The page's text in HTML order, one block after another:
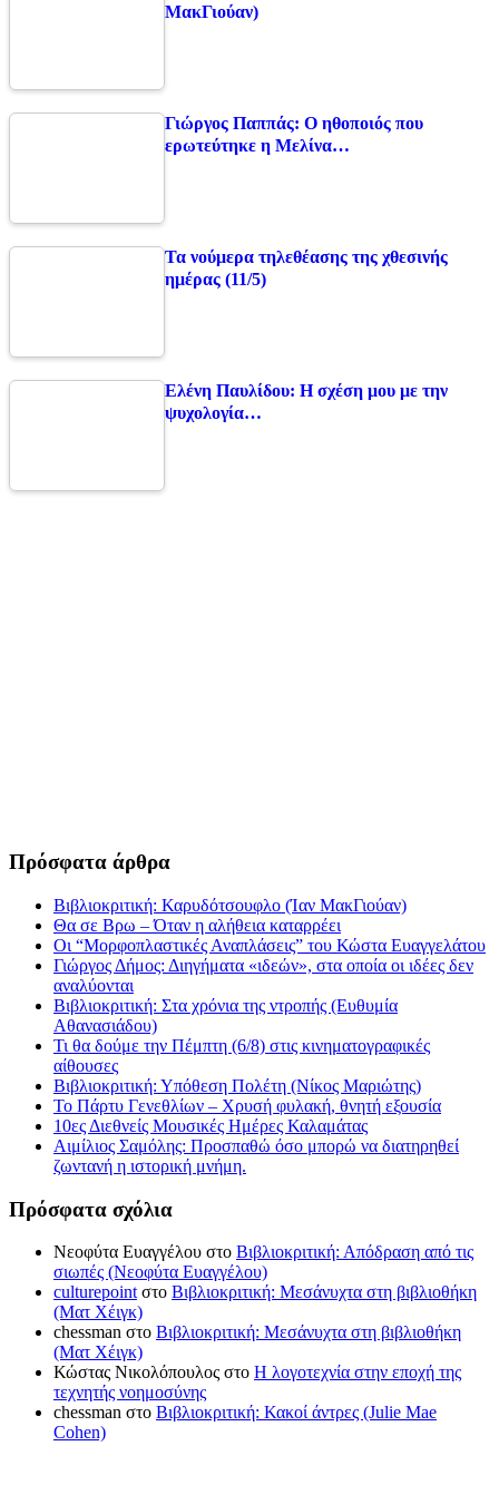
ΜακΓιούαν)
Γιώργος Παππάς: Ο ηθοποιός που
ερωτεύτηκε η Μελίνα…
Τα νούμερα τηλεθέασης της χθεσινής
ημέρας (11/5)
Ελένη Παυλίδου: Η σχέση μου με την
ψυχολογία…
Πρόσφατα άρθρα
Βιβλιοκριτική: Καρυδότσουφλο (Ίαν ΜακΓιούαν)
Θα σε Βρω – Όταν η αλήθεια καταρρέει
Οι “Μορφοπλαστικές Αναπλάσεις” του Κώστα Ευαγγελάτου
Γιώργος Δήμος: Διηγήματα «ιδεών», στα οποία οι ιδέες δεν
αναλύονται
Βιβλιοκριτική: Στα χρόνια της ντροπής (Ευθυμία
Αθανασιάδου)
Τι θα δούμε την Πέμπτη (6/8) στις κινηματογραφικές
αίθουσες
Βιβλιοκριτική: Υπόθεση Πολέτη (Νίκος Μαριώτης)
Το Πάρτυ Γενεθλίων – Χρυσή φυλακή, θνητή εξουσία
10ες Διεθνείς Μουσικές Ημέρες Καλαμάτας
Αιμίλιος Σαμόλης: Προσπαθώ όσο μπορώ να διατηρηθεί
ζωντανή η ιστορική μνήμη.
Πρόσφατα σχόλια
Νεοφύτα Ευαγγέλου στο Βιβλιοκριτική: Απόδραση από τις
σιωπές (Νεοφύτα Ευαγγέλου)
culturepointστο Βιβλιοκριτική: Μεσάνυχτα στη βιβλιοθήκη
(Ματ Χέιγκ)
chessman στο Βιβλιοκριτική: Μεσάνυχτα στη βιβλιοθήκη
(Ματ Χέιγκ)
Κώστας Νικολόπουλος στο Η λογοτεχνία στην εποχή της
τεχνητής νοημοσύνης
chessman στο Βιβλιοκριτική: Κακοί άντρες (Julie Mae
Cohen)